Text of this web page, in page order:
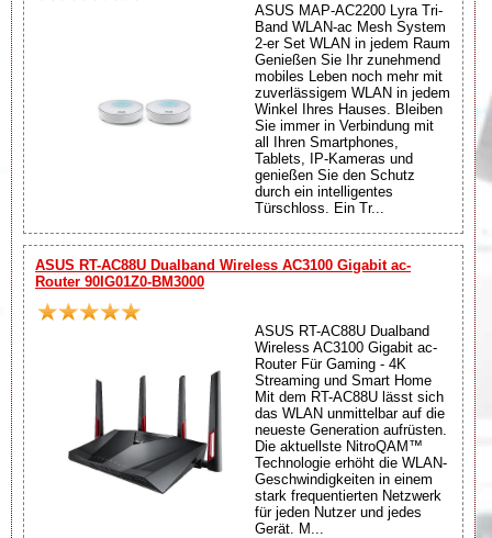
ASUS MAP-AC2200 Lyra Tri-
Band WLAN-ac Mesh System
2-er Set WLAN in jedem Raum
Genießen Sie Ihr zunehmend
mobiles Leben noch mehr mit
zuverlässigem WLAN in jedem
Winkel Ihres Hauses. Bleiben
Sie immer in Verbindung mit
all Ihren Smartphones,
Tablets, IP-Kameras und
genießen Sie den Schutz
durch ein intelligentes
Türschloss. Ein Tr...
ASUS RT-AC88U Dualband Wireless AC3100 Gigabit ac-
Router 90IG01Z0-BM3000
ASUS RT-AC88U Dualband
Wireless AC3100 Gigabit ac-
Router Für Gaming - 4K
Streaming und Smart Home
Mit dem RT-AC88U lässt sich
das WLAN unmittelbar auf die
neueste Generation aufrüsten.
Die aktuellste NitroQAM™
Technologie erhöht die WLAN-
Geschwindigkeiten in einem
stark frequentierten Netzwerk
für jeden Nutzer und jedes
Gerät. M...